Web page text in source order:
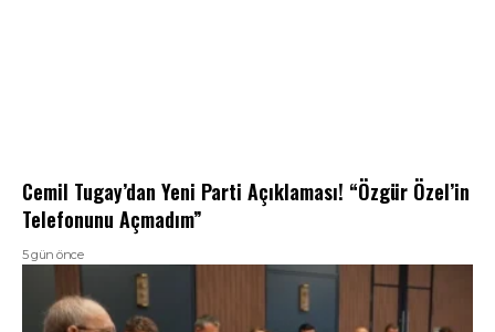
Cemil Tugay’dan Yeni Parti Açıklaması! “Özgür Özel’in
Telefonunu Açmadım”
5 gün önce